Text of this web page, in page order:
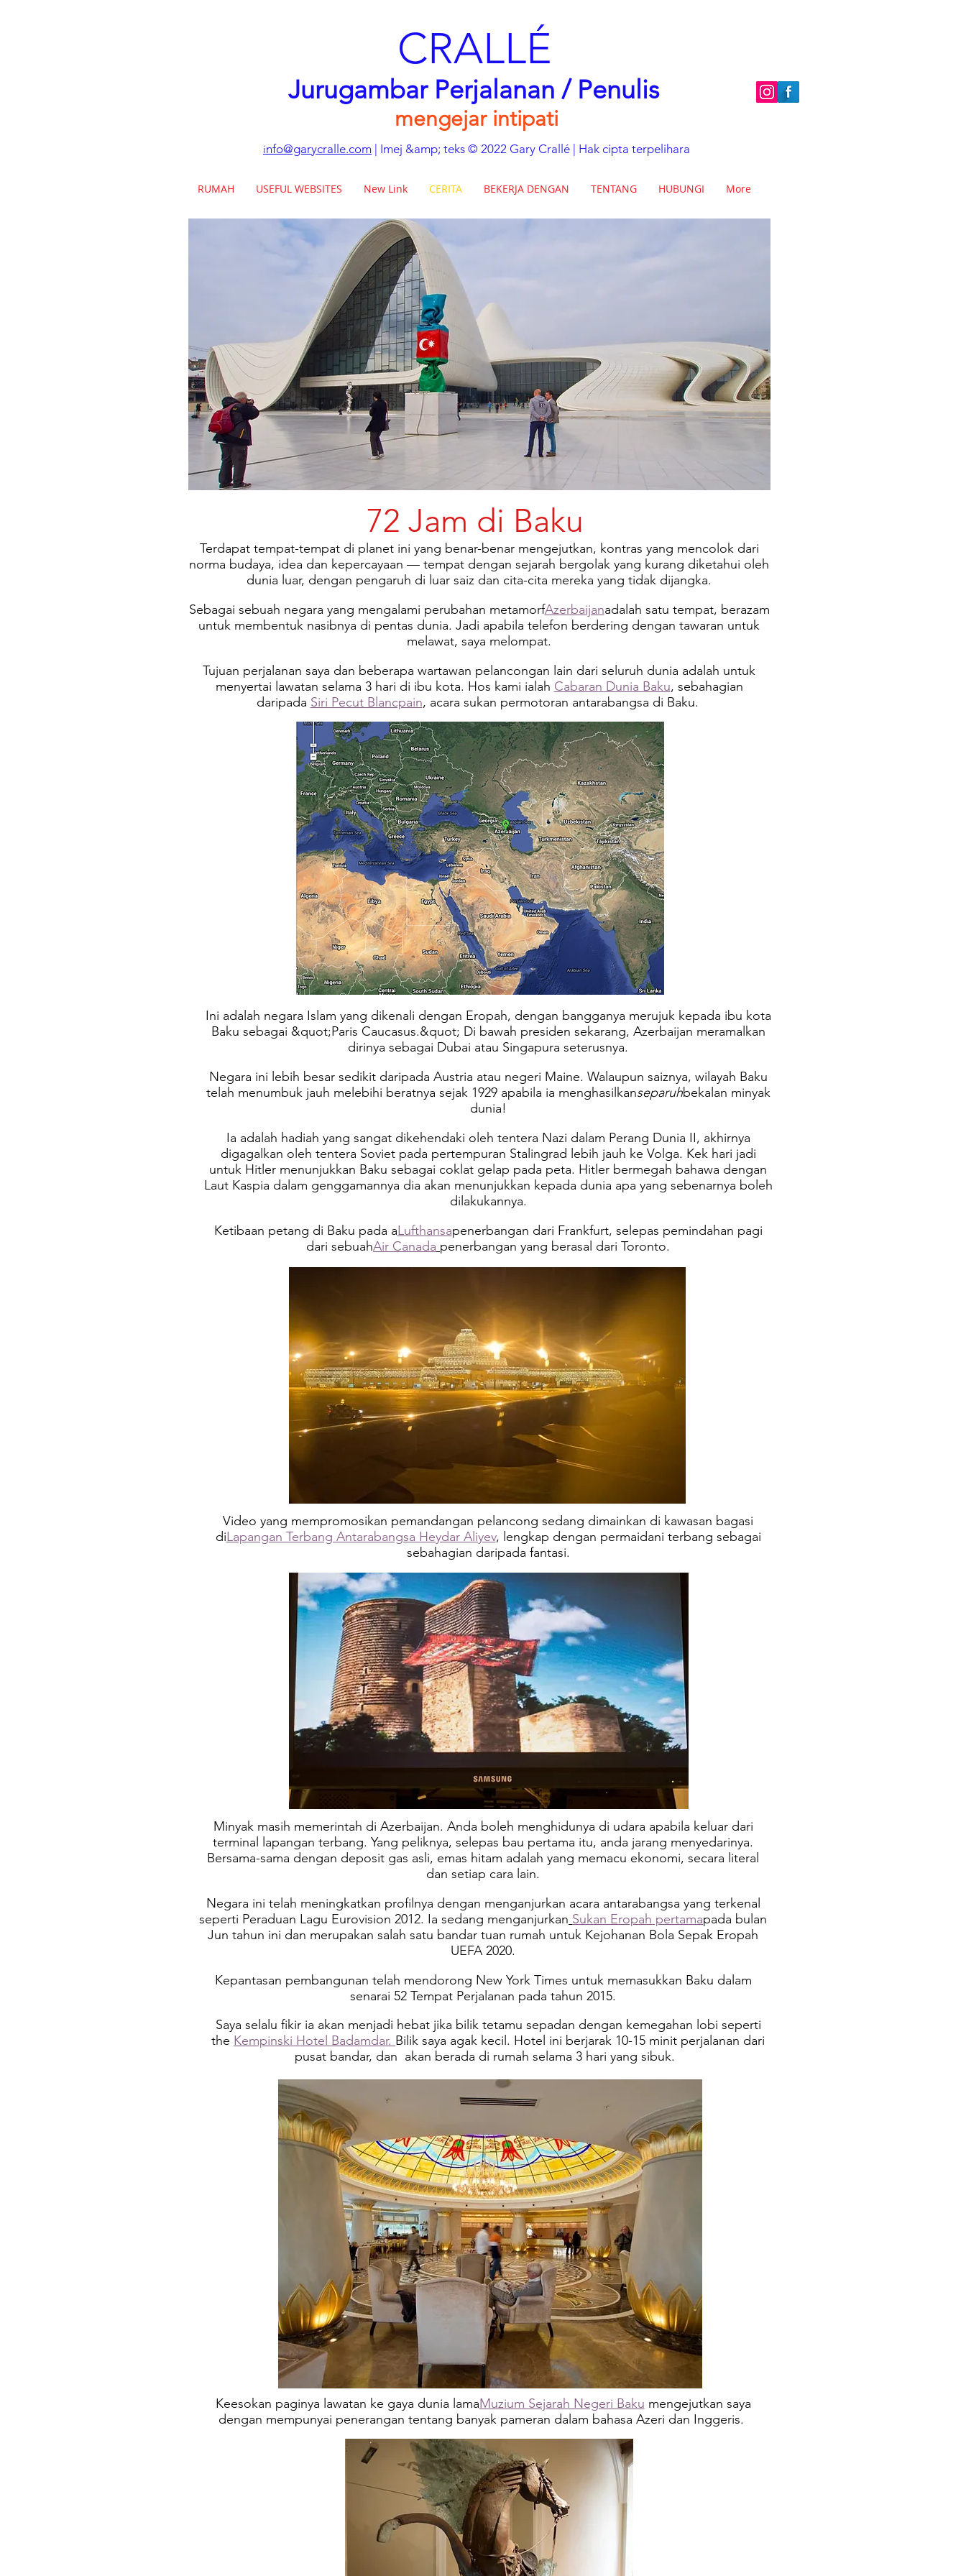
CRALLÉ
Jurugambar Perjalanan / Penulis
mengejar intipati
info@garycralle.com | Imej &amp; teks © 2022 Gary Crallé | Hak cipta terpelihara
RUMAH USEFUL WEBSITES New Link CERITA BEKERJA DENGAN TENTANG HUBUNGI More
72 Jam di Baku
Terdapat tempat-tempat di planet ini yang benar-benar mengejutkan, kontras yang mencolok dari
norma budaya, idea dan kepercayaan — tempat dengan sejarah bergolak yang kurang diketahui oleh
dunia luar, dengan pengaruh di luar saiz dan cita-cita mereka yang tidak dijangka.
Sebagai sebuah negara yang mengalami perubahan metamorfAzerbaijanadalah satu tempat, berazam
untuk membentuk nasibnya di pentas dunia. Jadi apabila telefon berdering dengan tawaran untuk
melawat, saya melompat.
Tujuan perjalanan saya dan beberapa wartawan pelancongan lain dari seluruh dunia adalah untuk
menyertai lawatan selama 3 hari di ibu kota. Hos kami ialah Cabaran Dunia Baku, sebahagian
daripada Siri Pecut Blancpain, acara sukan permotoran antarabangsa di Baku.
Ini adalah negara Islam yang dikenali dengan Eropah, dengan bangganya merujuk kepada ibu kota
Baku sebagai &quot;Paris Caucasus.&quot; Di bawah presiden sekarang, Azerbaijan meramalkan
dirinya sebagai Dubai atau Singapura seterusnya.
Negara ini lebih besar sedikit daripada Austria atau negeri Maine. Walaupun saiznya, wilayah Baku
telah menumbuk jauh melebihi beratnya sejak 1929 apabila ia menghasilkanseparuhbekalan minyak
dunia!
Ia adalah hadiah yang sangat dikehendaki oleh tentera Nazi dalam Perang Dunia II, akhirnya
digagalkan oleh tentera Soviet pada pertempuran Stalingrad lebih jauh ke Volga. Kek hari jadi
untuk Hitler menunjukkan Baku sebagai coklat gelap pada peta. Hitler bermegah bahawa dengan
Laut Kaspia dalam genggamannya dia akan menunjukkan kepada dunia apa yang sebenarnya boleh
dilakukannya.
Ketibaan petang di Baku pada aLufthansapenerbangan dari Frankfurt, selepas pemindahan pagi
dari sebuahAir Canada penerbangan yang berasal dari Toronto.
Video yang mempromosikan pemandangan pelancong sedang dimainkan di kawasan bagasi
diLapangan Terbang Antarabangsa Heydar Aliyev, lengkap dengan permaidani terbang sebagai
sebahagian daripada fantasi.
Minyak masih memerintah di Azerbaijan. Anda boleh menghidunya di udara apabila keluar dari
terminal lapangan terbang. Yang peliknya, selepas bau pertama itu, anda jarang menyedarinya.
Bersama-sama dengan deposit gas asli, emas hitam adalah yang memacu ekonomi, secara literal
dan setiap cara lain.
Negara ini telah meningkatkan profilnya dengan menganjurkan acara antarabangsa yang terkenal
seperti Peraduan Lagu Eurovision 2012. Ia sedang menganjurkan Sukan Eropah pertamapada bulan
Jun tahun ini dan merupakan salah satu bandar tuan rumah untuk Kejohanan Bola Sepak Eropah
UEFA 2020.
Kepantasan pembangunan telah mendorong New York Times untuk memasukkan Baku dalam
senarai 52 Tempat Perjalanan pada tahun 2015.
Saya selalu fikir ia akan menjadi hebat jika bilik tetamu sepadan dengan kemegahan lobi seperti
the Kempinski Hotel Badamdar. Bilik saya agak kecil. Hotel ini berjarak 10-15 minit perjalanan dari
pusat bandar, dan akan berada di rumah selama 3 hari yang sibuk.
Keesokan paginya lawatan ke gaya dunia lamaMuzium Sejarah Negeri Baku mengejutkan saya
dengan mempunyai penerangan tentang banyak pameran dalam bahasa Azeri dan Inggeris.